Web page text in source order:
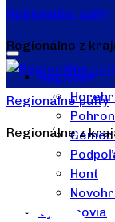
Regionálne pulty
Regionálne z
Regióny
Hont
Výrobcovia
Regionálne pulty
Regionálne z